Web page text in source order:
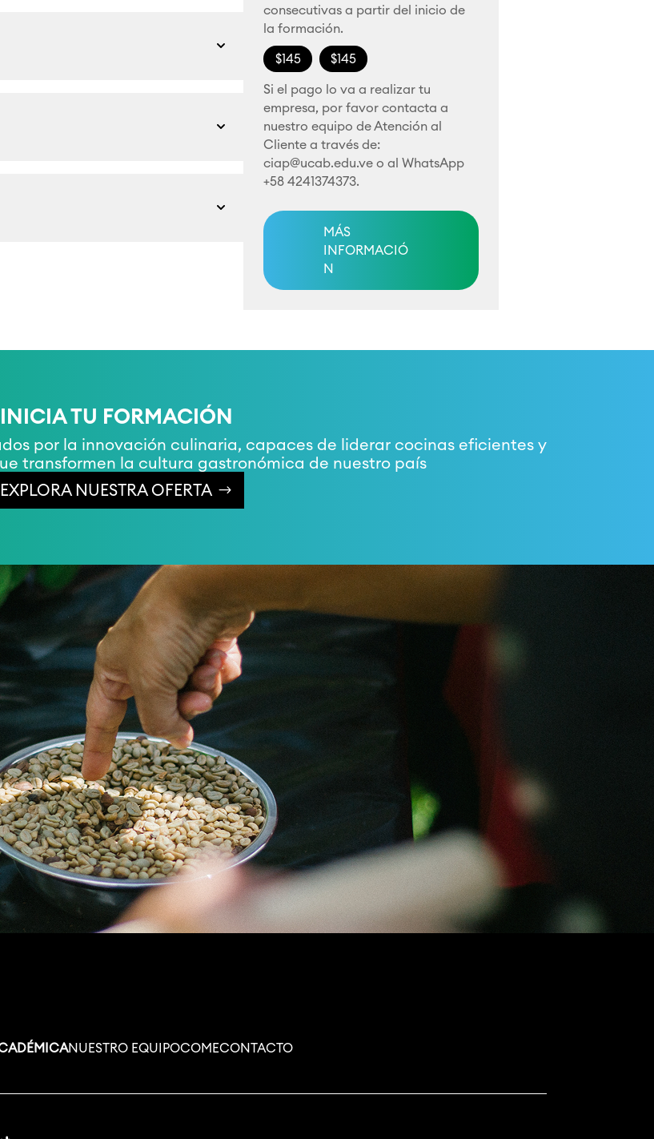
consecutivas a partir del inicio de
la formación.
$145
$145
Si el pago lo va a realizar tu
empresa, por favor contacta a
nuestro equipo de Atención al
Cliente a través de:
ciap@ucab.edu.ve o al WhatsApp
+58 4241374373.
MÁS
INFORMACIÓ
N
INICIA TU FORMACIÓN
por la innovación culinaria, capaces de liderar cocinas eficientes y
transformen la cultura gastronómica de nuestro país
EXPLORA NUESTRA OFERTA
NUESTRO EQUIPOCOMECONTACTO